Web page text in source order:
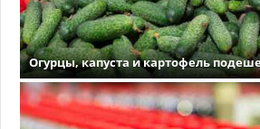
Огурцы, капуста и картофель